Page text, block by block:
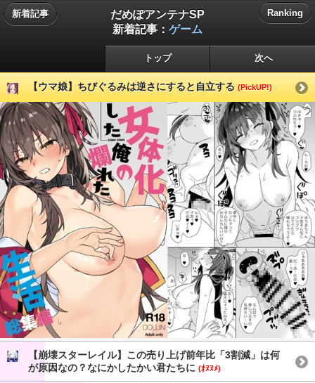
新着記事
だめぽアンテナSP
新着記事： ゲーム
Ranking
トップ 次へ
【ウマ娘】ちびぐるみは逆さにすると自立する (PickUP!)
【崩壊スターレイル】この売り上げ前年比「3割減」は何
が原因なの？なにかしたかい君たちに (ｵﾇﾇﾒ)